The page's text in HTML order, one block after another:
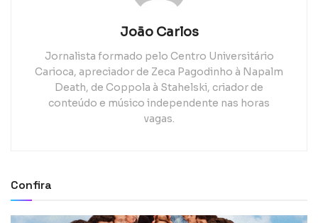
João Carlos
Jornalista formado pelo Centro Universitário
Carioca, apreciador de Zeca Pagodinho à Napalm
Death, de Coppola à Stahelski, criador de
conteúdo e músico independente nas horas
vagas.
Confira